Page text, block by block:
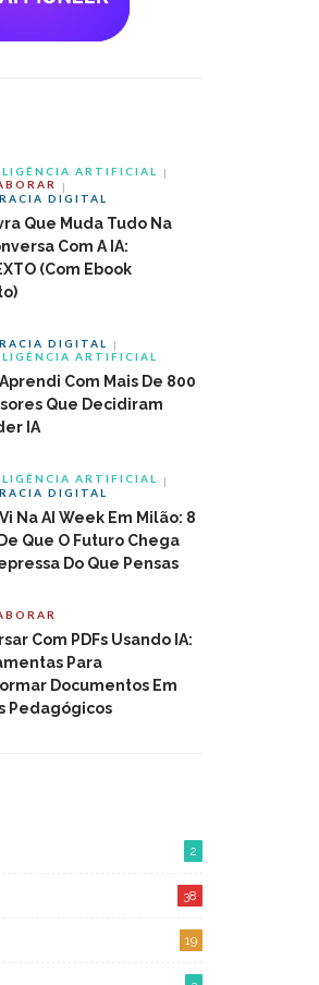
ARTIFICIAL
DIGITAL
Que Muda Tudo Na
Com A IA:
(com Ebook
DIGITAL
ARTIFICIAL
Com Mais De 800
Que Decidiram
IA
ARTIFICIAL
DIGITAL
Na AI Week Em Milão: 8
Que O Futuro Chega
Do Que Pensas
Com PDFs Usando IA:
Para
Documentos Em
Pedagógicos
2
38
19